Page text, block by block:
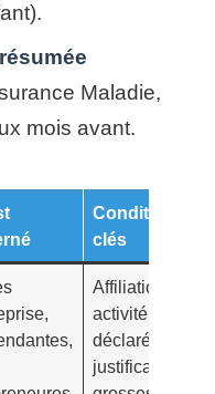
Maladie,
mois avant.
Conditions
clés
Affiliation et
activité
déclarée,
justificatifs de